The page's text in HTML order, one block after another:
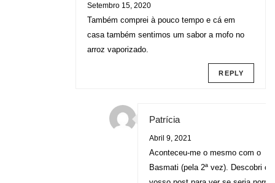
Setembro 15, 2020
Também comprei à pouco tempo e cá em
casa também sentimos um sabor a mofo no
arroz vaporizado.
REPLY
Patrícia
Abril 9, 2021
Aconteceu-me o mesmo com o
Basmati (pela 2ª vez). Descobri o